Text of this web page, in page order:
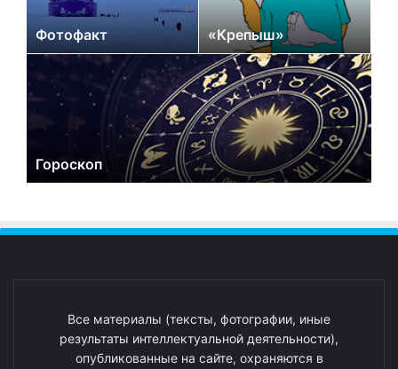
Фотофакт «Крепыш»
Гороскоп
Все материалы (тексты, фотографии, иные
результаты интеллектуальной деятельности),
опубликованные на сайте, охраняются в